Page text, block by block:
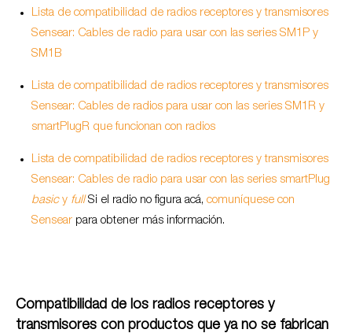
Lista de compatibilidad de radios receptores y transmisores
Sensear: Cables de radio para usar con las series SM1P y
SM1B
Lista de compatibilidad de radios receptores y transmisores
Sensear: Cables de radios para usar con las series SM1R y
smartPlugR que funcionan con radios
Lista de compatibilidad de radios receptores y transmisores
Sensear: Cables de radio para usar con las series smartPlug
basicy fullSi el radio no figura acá, comuníquese con
Sensear para obtener más información.
Compatibilidad de los radios receptores y
transmisores con productos que ya no se fabrican